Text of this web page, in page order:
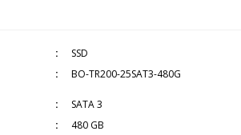
SSD
BO-TR200-25SAT3-480G
SATA 3
480 GB